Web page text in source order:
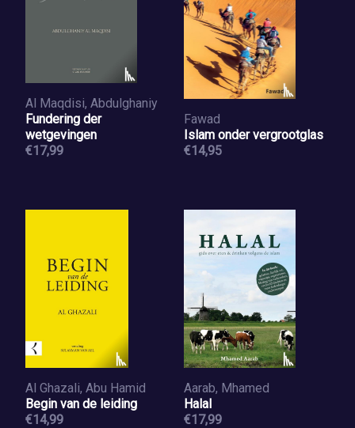
Al Maqdisi, Abdulghaniy
Fundering der
wetgevingen
€17,99
Fawad
Islam onder vergrootglas
€14,95
Al Ghazali, Abu Hamid
Begin van de leiding
€14,99
Aarab, Mhamed
Halal
€17,99